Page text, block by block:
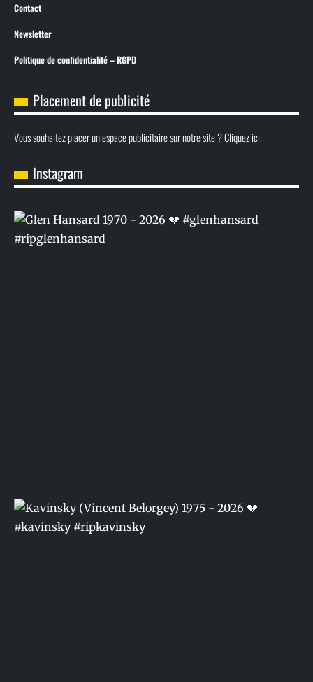
Contact
Newsletter
Politique de confidentialité – RGPD
Placement de publicité
Vous souhaitez placer un espace publicitaire sur notre site ? Cliquez ici.
Instagram